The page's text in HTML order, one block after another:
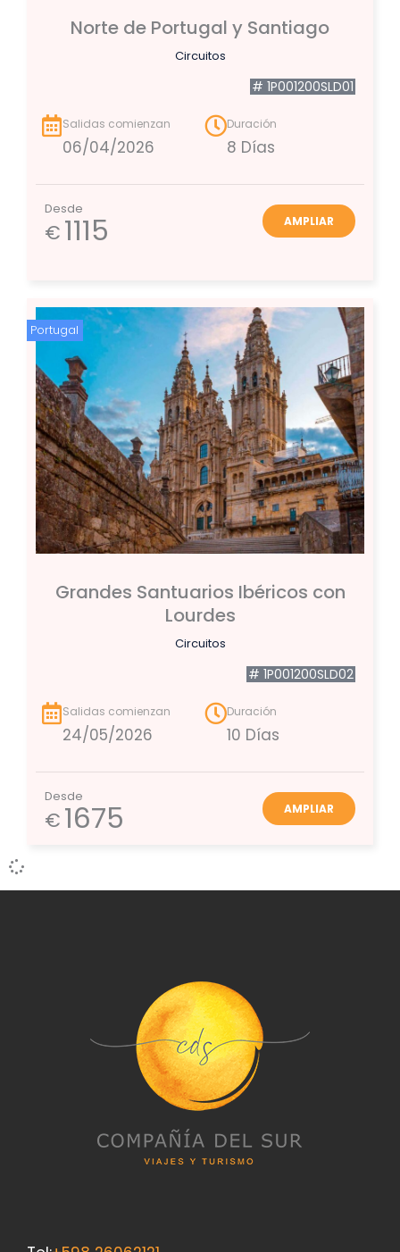
Norte de Portugal y Santiago
Circuitos
# 1P001200SLD01
Salidas comienzan
06/04/2026
Duración
8 Días
Desde
€1115 AMPLIAR
Portugal
Grandes Santuarios Ibéricos con
Lourdes
Circuitos
# 1P001200SLD02
Salidas comienzan
24/05/2026
Duración
10 Días
Desde
€1675 AMPLIAR